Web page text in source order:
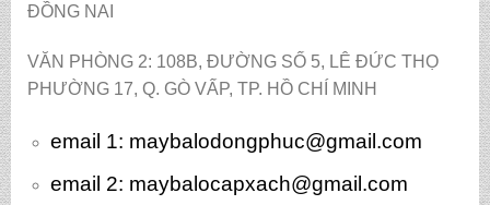
ĐỒNG NAI
VĂN PHÒNG 2: 108B, ĐƯỜNG SỐ 5, LÊ ĐỨC THỌ
PHƯỜNG 17, Q. GÒ VẤP, TP. HỒ CHÍ MINH
email 1: maybalodongphuc@gmail.com
email 2: maybalocapxach@gmail.com